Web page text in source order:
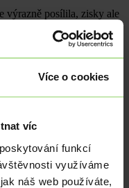
Více o cookies
víc
funkcí
využíváme
náš web používáte,
výrazně posílila, zisky ale
Eurodolar by
dominantní postavení
přistání?